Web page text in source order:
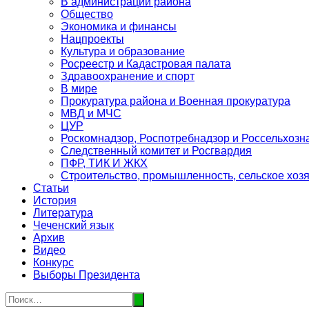
Общество
Экономика и финансы
Нацпроекты
Культура и образование
Росреестр и Кадастровая палата
Здравоохранение и спорт
В мире
Прокуратура района и Военная прокуратура
МВД и МЧС
ЦУР
Роскомнадзор, Роспотребнадзор и
Следственный комитет и Росгвардия
ПФР, ТИК И ЖКХ
Строительство, промышленность, сельское
Статьи
История
Литература
Чеченский язык
Архив
Видео
Конкурс
Выборы Президента